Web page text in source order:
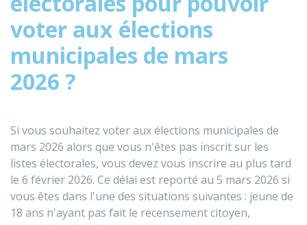
voter aux élections
municipales de mars
2026 ?
Si vous souhaitez voter aux élections municipales de
mars 2026 alors que vous n'êtes pas inscrit sur les
listes électorales, vous devez vous inscrire au plus tard
le 6 février 2026. Ce délai est reporté au 5 mars 2026 si
vous êtes dans l'une des situations suivantes : jeune de
18 ans n'ayant pas fait le recensement citoyen,